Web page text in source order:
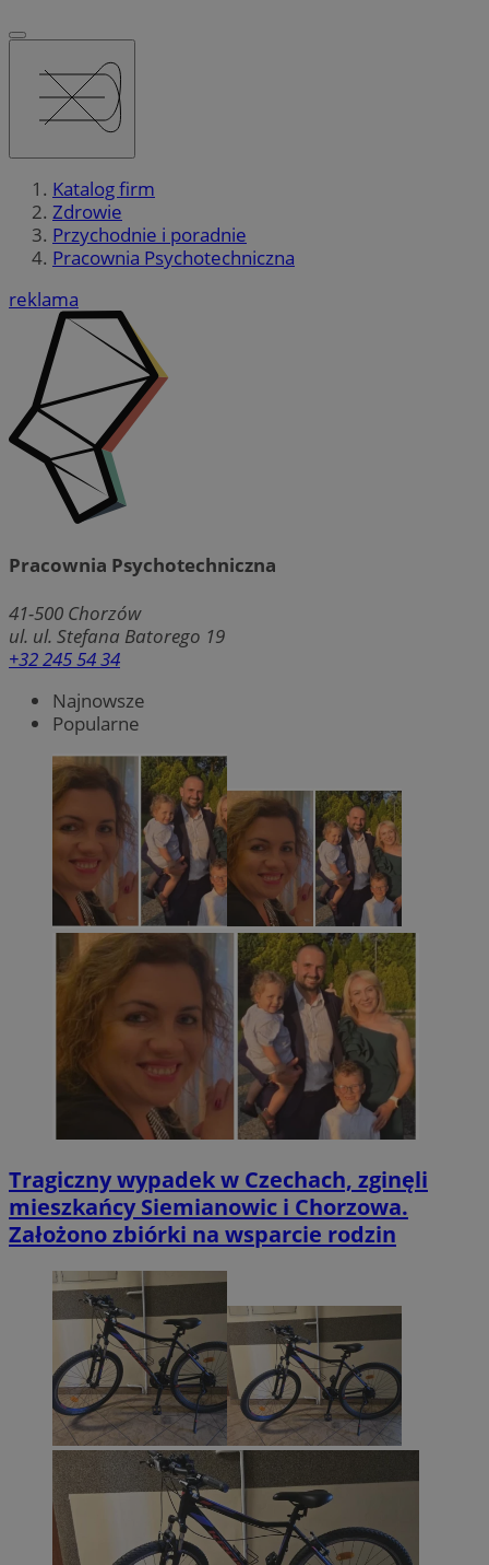
Katalog firm
Zdrowie
Przychodnie i poradnie
Pracownia Psychotechniczna
reklama
Pracownia Psychotechniczna
41-500 Chorzów
ul. ul. Stefana Batorego 19
+32 245 54 34
Najnowsze
Popularne
Tragiczny wypadek w Czechach, zginęli
mieszkańcy Siemianowic i Chorzowa.
Założono zbiórki na wsparcie rodzin